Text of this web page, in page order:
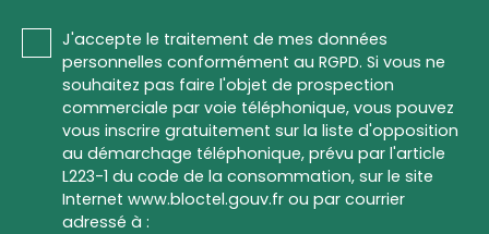
J'accepte le traitement de mes données
personnelles conformément au RGPD. Si vous ne
souhaitez pas faire l'objet de prospection
commerciale par voie téléphonique, vous pouvez
vous inscrire gratuitement sur la liste d'opposition
au démarchage téléphonique, prévu par l'article
L223-1 du code de la consommation, sur le site
Internet www.bloctel.gouv.fr ou par courrier
adressé à :